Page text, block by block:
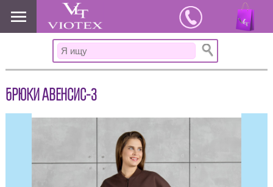
www.viotex37.ru
БРЮКИ АВЕНСИС-3